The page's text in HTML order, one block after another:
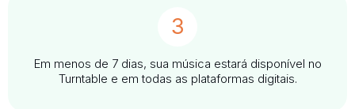
3
Em menos de 7 dias, sua música estará disponível no
Turntable e em todas as plataformas digitais.